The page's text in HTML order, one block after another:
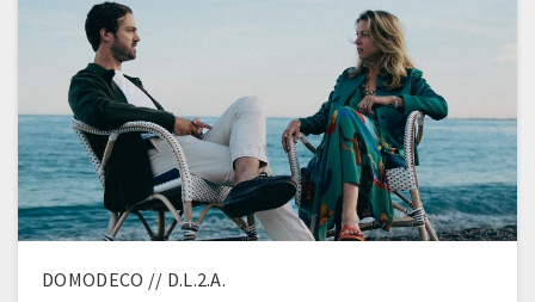
DOMODECO // D.L.2.A.